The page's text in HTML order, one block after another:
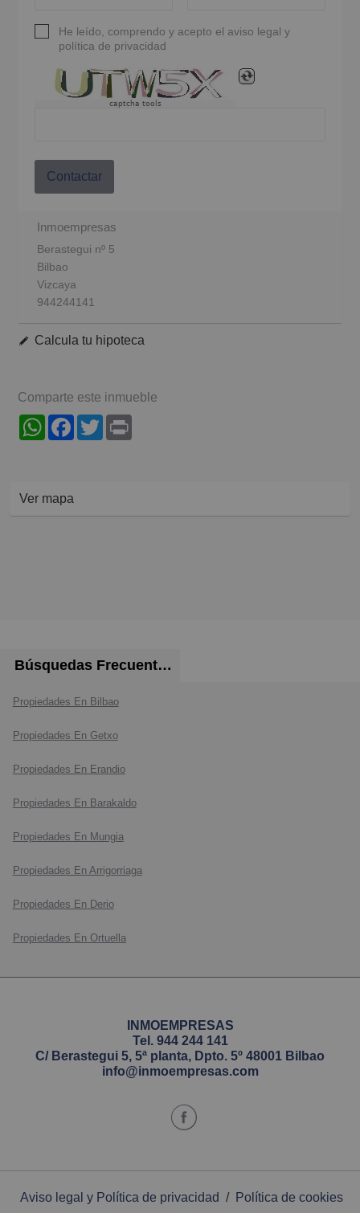
He leído, comprendo y acepto el aviso legal y
política de privacidad
captcha tools
Contactar
Inmoempresas
Berastegui nº 5
Bilbao
Vizcaya
944244141
Calcula tu hipoteca
Comparte este inmueble
WhatsAppFacebook
Twitter
Ver mapa
Búsquedas Frecuentes
Propiedades En Bilbao
Propiedades En Getxo
Propiedades En Erandio
Propiedades En Barakaldo
Propiedades En Mungia
Propiedades En Arrigorriaga
Propiedades En Derio
Propiedades En Ortuella
INMOEMPRESAS
Tel. 944 244 141
C/ Berastegui 5, 5ª planta, Dpto. 5º 48001 Bilbao
info@inmoempresas.com
Aviso legal y Política de privacidad / Política de cookies